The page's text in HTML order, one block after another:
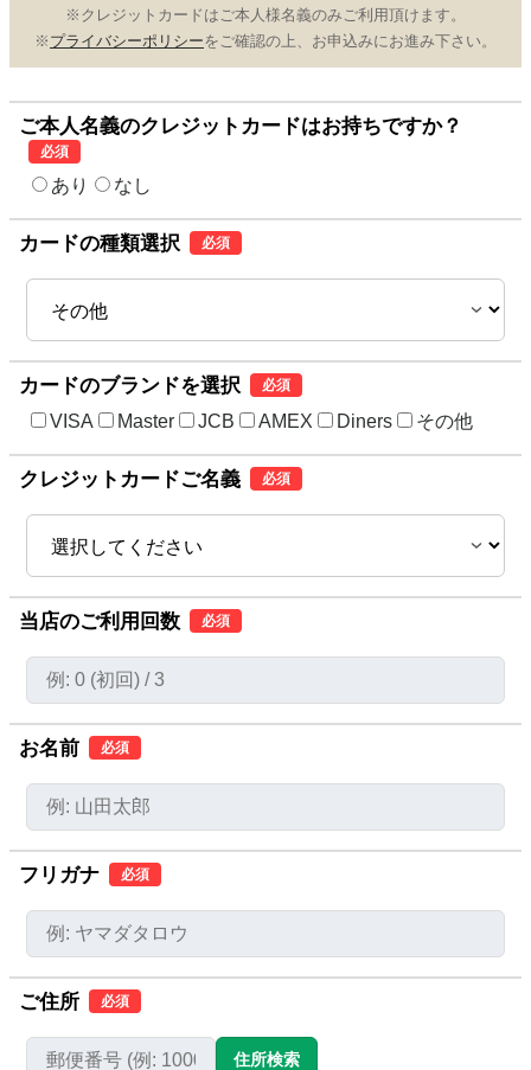
※クレジットカードはご本人様名義のみご利用頂けます。
※ プライバシーポリシーをご確認の上、お申込みにお進み下さい。
ご本人名義のクレジットカードはお持ちですか？
必須
あり なし
カードの種類選択 必須
カードのブランドを選択 必須
VISA Master JCB AMEX Diners その他
クレジットカードご名義 必須
当店のご利用回数 必須
お名前 必須
フリガナ 必須
ご住所 必須
住所検索